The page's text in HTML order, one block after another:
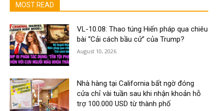
MOST READ
VL-10.08: Thao túng Hiến pháp qua chiêu
bài “Cải cách bầu cử” của Trump?
August 10, 2026
Nhà hàng tại California bất ngờ đóng
cửa chỉ vài tuần sau khi nhận khoản hỗ
trợ 100.000 USD từ thành phố